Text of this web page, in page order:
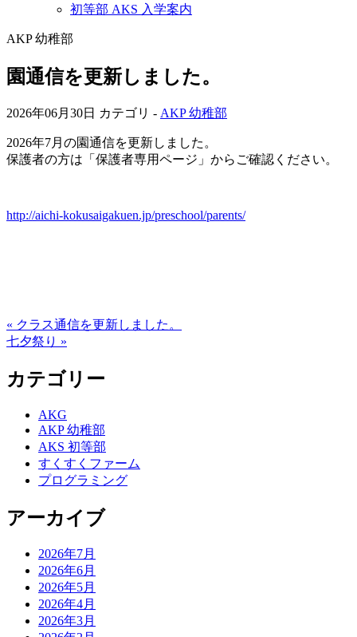
初等部 AKS 入学案内
AKP 幼稚部
園通信を更新しました。
2026年06月30日 カテゴリ - AKP 幼稚部
2026年7月の園通信を更新しました。
保護者の方は「保護者専用ページ」からご確認ください。
http://aichi-kokusaigakuen.jp/preschool/parents/
« クラス通信を更新しました。
七夕祭り »
カテゴリー
AKG
AKP 幼稚部
AKS 初等部
すくすくファーム
プログラミング
アーカイブ
2026年7月
2026年6月
2026年5月
2026年4月
2026年3月